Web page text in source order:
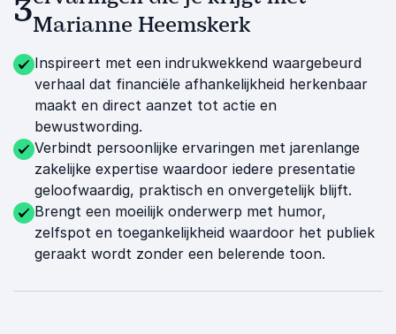
3Marianne Heemskerk
Inspireert met een indrukwekkend waargebeurd
verhaal dat financiële afhankelijkheid herkenbaar
maakt en direct aanzet tot actie en
bewustwording.
Verbindt persoonlijke ervaringen met jarenlange
zakelijke expertise waardoor iedere presentatie
geloofwaardig, praktisch en onvergetelijk blijft.
Brengt een moeilijk onderwerp met humor,
zelfspot en toegankelijkheid waardoor het publiek
geraakt wordt zonder een belerende toon.